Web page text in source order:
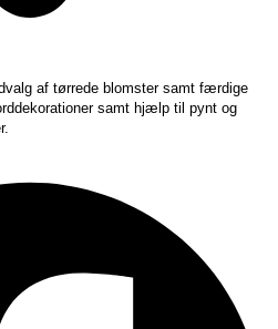
af tørrede blomster samt færdige
samt hjælp til pynt og